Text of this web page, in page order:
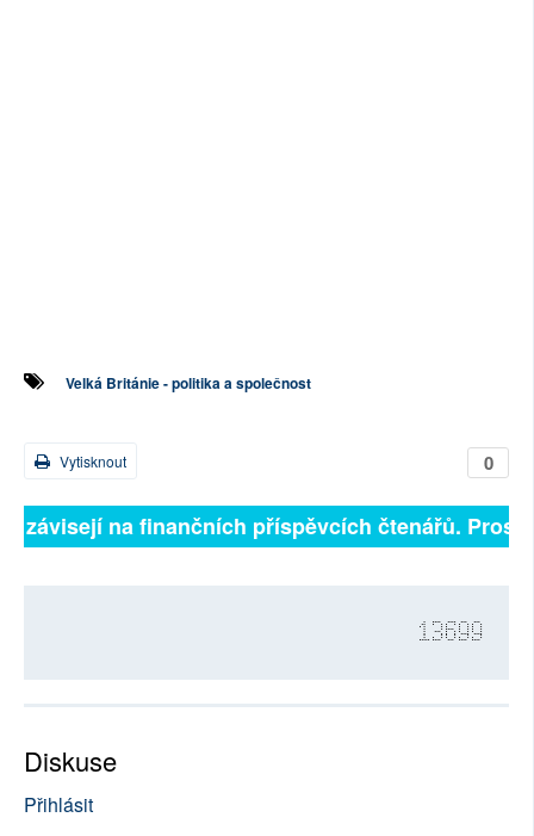
Velká Británie - politika a společnost
0
Vytisknout
závisejí na finančních příspěvcích čtenářů.
13699
Diskuse
Přihlásit